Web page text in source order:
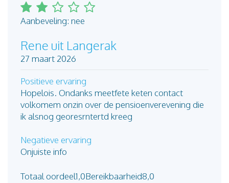
Aanbeveling: nee
Rene uit Langerak
27 maart 2026
Positieve ervaring
Hopelois. Ondanks meetfete keten contact
volkomem onzin over de pensioenverevening die
ik alsnog georesrntertd kreeg
Negatieve ervaring
Onjuiste info
Totaal oordeel1,0Bereikbaarheid8,0